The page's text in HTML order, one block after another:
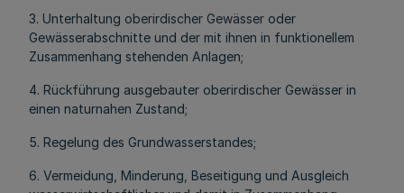
3. Unterhaltung oberirdischer Gewässer oder
Gewässerabschnitte und der mit ihnen in funktionellem
Zusammenhang stehenden Anlagen;
4. Rückführung ausgebauter oberirdischer Gewässer in
einen naturnahen Zustand;
5. Regelung des Grundwasserstandes;
6. Vermeidung, Minderung, Beseitigung und Ausgleich